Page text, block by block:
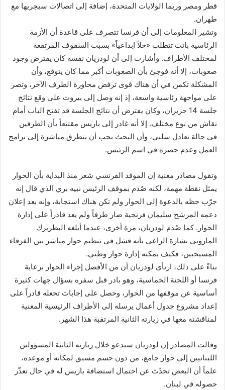
ي
ا
قطر ومصر وربما الولايات المتحدة، إضافة إلى اتصالات سيجريها مع
طهران.
وتشير المعلومات إلى أن فرنسا تتصرف على قاعدة أن الأزمة
الرئاسية باتت تتطلب «حلاً إبداعياً» بسبب السقوف المرتفعة
لمختلف الأطراف. وأشارت إلى أن لودريان نفسه كان يفترض وجود
صعوبات، إلا أنه فوجئ بأن الصعوبات أكبر مما كان يتوقع، وأن
المشكلة تكمن في أن هناك قوى ترفض محاورة الطرف الآخر، وتصر
على مواجهة رئاسية واسعة، إذ إنه وصل إلى بيروت على وقع نتائج
جلسة 14 حزيران، وكان يفترض أن نتائج الجلسة قد تفتح الباب أمام
نقاش من نوع مختلف. إلا أنه غادر إلى باريس مقتنعاً بأن الطرفين
في حالة تعادل سلبي، وأن البحث يجب أن يتطرق مباشرة إلى برامج
العمل وعدم حصره في اسم الرئيس.
وتقول مصادر معنية إن الموفد الفرنسي شعر منذ البداية بأن الحوار
يمثل نقطة مهمة، لكنه صُدم بموقف الرئيس نبيه بري الذي قال إنه
جرّب حظه بالدعوة إلى الحوار ولم تكن هناك استجابة، وإنه بعد إعلان
دعمه المرشح سليمان فرنجية صار طرفاً ولم يعد قادراً على إدارة
الحوار. كما صُدم لودريان، مرة أخرى، عندما أبلغه البطريرك
الماروني بشارة الراعي بأنه فشل في تنظيم حوار مباشر بين الفرقاء
المسيحيين، فكيف يمكنه إدارة حوار وطني.
بناءً على ذلك، ارتأى لودريان أن من الأفضل إجراء الحوار برعاية
فرنسا أو اللجنة الخماسية، وهو بادر قبل سفره بسؤال جهات كثيرة
أساسية عن موقفها من الحوار، وحصل على إجابات تجعله قادراً على
إعداد مشروع جدول أعمال يرسله إلى الأطراف الرئيسية المعنية
لمناقشته معها في زيارته الثانية المرتقبة هذا الشهر.
وقالت المصادر إن لودريان سيدعو خلال زيارته الثانية المسؤولين
اللبنانيين إلى حوار جامع، من دون حسم مسبق لمكانه أو موعده،
علماً أن البعض تحدّث عن احتمال استضافة باريس له في حال تعذّر
حصوله في لبنان.